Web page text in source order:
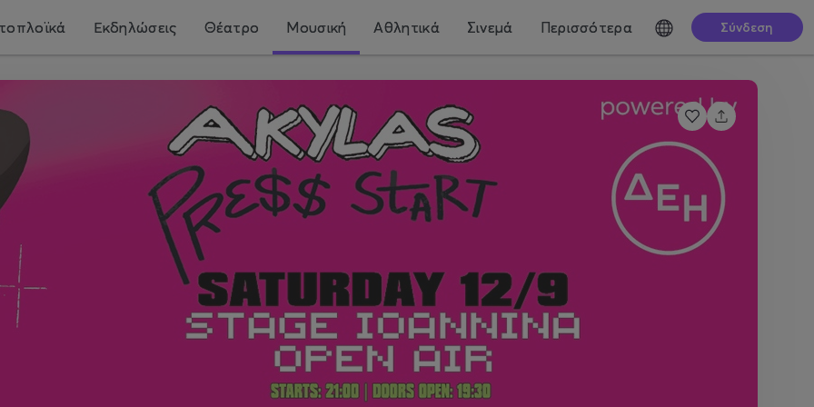
Εκδηλώσεις Θέατρο Μουσική Αθλητικά Σινεμά Περισσότερα Σύνδεση